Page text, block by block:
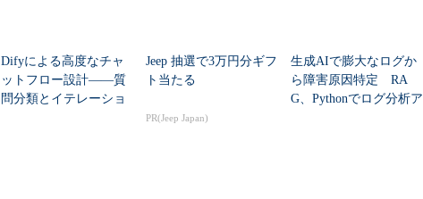
Difyによる高度なチャ
ットフロー設計――質
問分類とイテレーショ
Jeep 抽選で3万円分ギフ
ト当たる
PR(Jeep Japan)
生成AIで膨大なログか
ら障害原因特定 RA
G、Pythonでログ分析ア